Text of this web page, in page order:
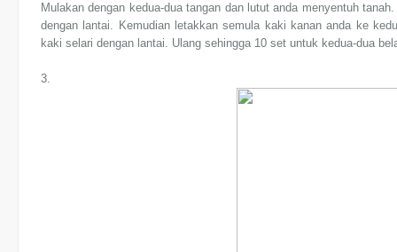
Mulakan dengan kedua-dua tangan dan lutut anda menyentuh
dengan lantai. Kemudian letakkan semula kaki kanan anda ke
kaki selari dengan lantai. Ulang sehingga 10 set untuk kedua-dua
3.